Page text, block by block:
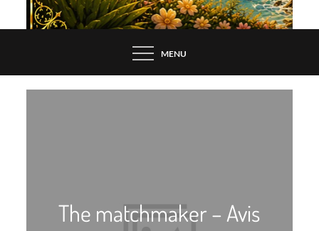
MENU
The matchmaker – Avis